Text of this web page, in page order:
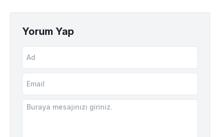
Yorum Yap